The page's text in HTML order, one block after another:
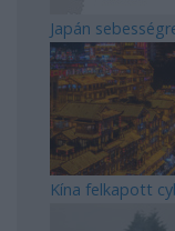
Japán
Kína felkapott